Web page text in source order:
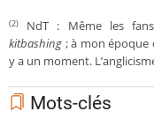
(2)
NdT : Même les
kitbashing ; à mon époque
y a un moment.
Mots-clés